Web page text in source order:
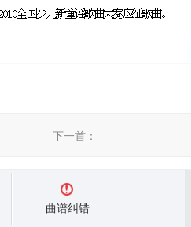
下一首：
曲谱纠错